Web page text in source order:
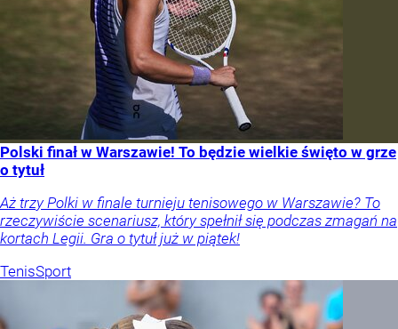
Polski finał w Warszawie! To będzie wielkie święto w grze
o tytuł
Aż trzy Polki w finale turnieju tenisowego w Warszawie? To
rzeczywiście scenariusz, który spełnił się podczas zmagań na
kortach Legii. Gra o tytuł już w piątek!
TenisSport